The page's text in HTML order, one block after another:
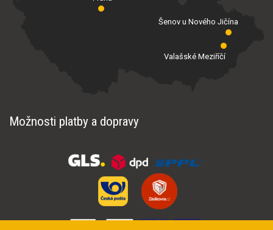
Valašské Meziříčí
Šenov u Nového Jičína
Možnosti platby a dopravy